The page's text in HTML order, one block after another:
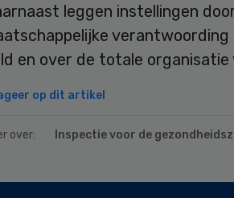
leggen instellingen
en over de totale organisatie
op dit artikel
over: Inspectie voor de